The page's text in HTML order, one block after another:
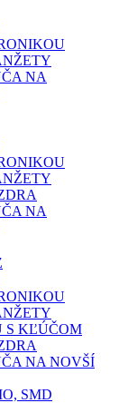
NA
NA
KĽÚČOM
NA NOVŠÍ
SMD